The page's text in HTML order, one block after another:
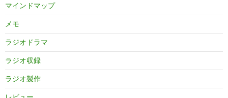
マインドマップ
メモ
ラジオドラマ
ラジオ収録
ラジオ製作